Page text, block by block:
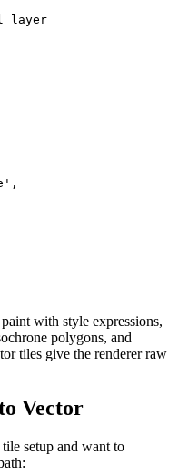
layer
,
with style expressions,
polygons, and
tiles give the renderer raw
Vector
setup and want to